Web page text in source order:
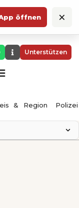
öffnen ×
Unterstützen
& Region Polizei